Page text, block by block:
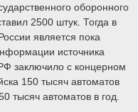
оборонного
2500 штук. Тогда в
является пока
источника
заключило с концерном
150 тысяч автоматов
тысяч автоматов в год.